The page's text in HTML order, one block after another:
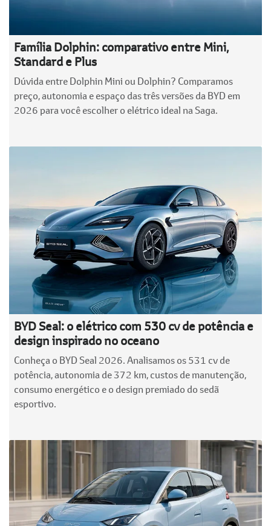
Família Dolphin: comparativo entre Mini,
Standard e Plus
Dúvida entre Dolphin Mini ou Dolphin? Comparamos
preço, autonomia e espaço das três versões da BYD em
2026 para você escolher o elétrico ideal na Saga.
BYD Seal: o elétrico com 530 cv de potência e
design inspirado no oceano
Conheça o BYD Seal 2026. Analisamos os 531 cv de
potência, autonomia de 372 km, custos de manutenção,
consumo energético e o design premiado do sedã
esportivo.